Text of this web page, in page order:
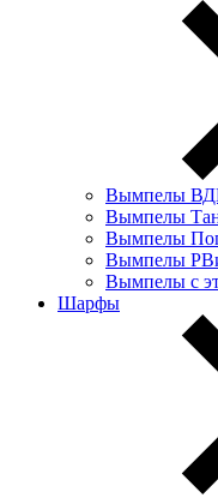
Вымпелы
Вымпелы
Вымпелы
Вымпелы
Вымпелы с
Шарфы